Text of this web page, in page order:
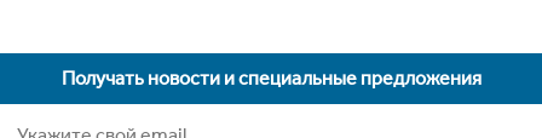
Получать новости и специальные предложения